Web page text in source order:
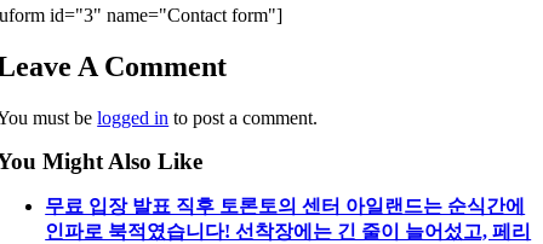
id="3" name="Contact form"]
A Comment
must belogged in to post a comment.
Might Also Like
무료 입장 발표 직후 토론토의 센터 아일랜드는 순식간에
인파로 북적였습니다! 선착장에는 긴 줄이 늘어섰고, 페리